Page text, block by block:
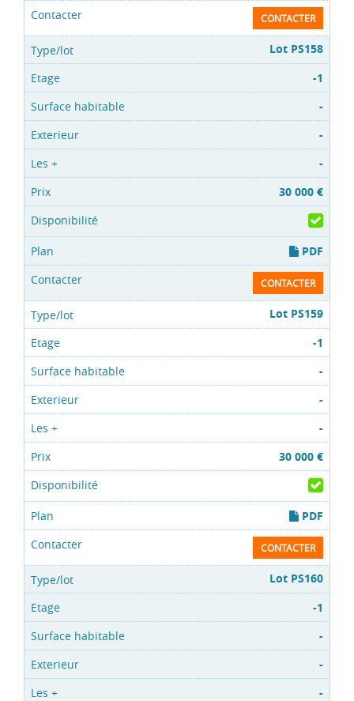
CONTACTER
Lot PS158
-1
-
-
-
30 000 €
PDF
CONTACTER
Lot PS159
-1
-
-
-
30 000 €
PDF
CONTACTER
Lot PS160
-1
-
-
-